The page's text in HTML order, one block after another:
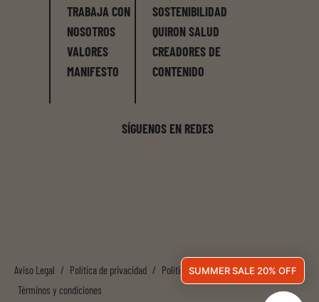
TRABAJA CON
NOSOTROS
VALORES
MANIFESTO
SOSTENIBILIDAD
QUIRON SALUD
CREADORES DE
CONTENIDO
SÍGUENOS EN REDES
Aviso Legal / Política de privacidad / Política de cookies /
Términos y condiciones
SUMMER SALE 20% OFF